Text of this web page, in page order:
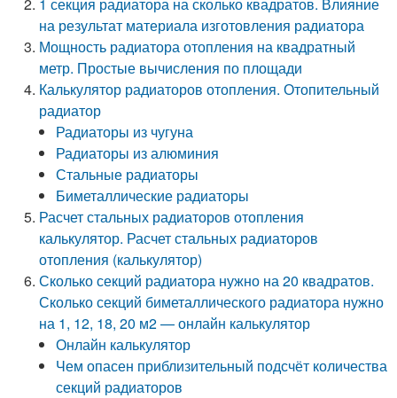
на результат материала изготовления радиатора
Мощность радиатора отопления на квадратный
метр. Простые вычисления по площади
Калькулятор радиаторов отопления. Отопительный
радиатор
Радиаторы из чугуна
Радиаторы из алюминия
Стальные радиаторы
Биметаллические радиаторы
Расчет стальных радиаторов отопления
калькулятор. Расчет стальных радиаторов
отопления (калькулятор)
Сколько секций радиатора нужно на 20 квадратов.
Сколько секций биметаллического радиатора нужно
на 1, 12, 18, 20 м2 — онлайн калькулятор
Онлайн калькулятор
Чем опасен приблизительный подсчёт количества
секций радиаторов